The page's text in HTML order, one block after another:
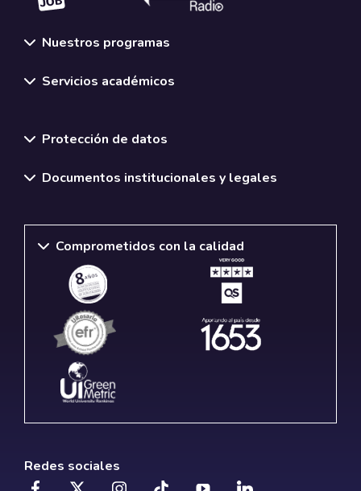
Nuestros programas
Servicios académicos
Protección de datos
Documentos institucionales y legales
Comprometidos con la calidad
Redes sociales